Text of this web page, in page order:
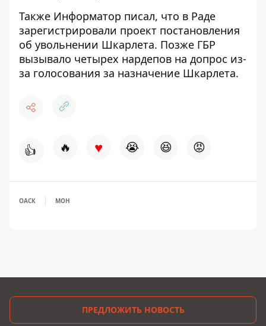
Также Информатор писал, что в Раде
зарегистрировали проект постановления
об увольнении Шкарлета. Позже ГБР
вызывало четырех нардепов на допрос из-
за голосования за назначение Шкарлета.
👍 🔥 ♥ 😭 😆 😡
ОАСК МОН
ПРЕДЛОЖИТЬ НОВОСТЬ